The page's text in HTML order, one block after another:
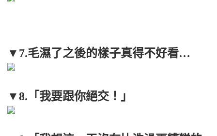
▼7.毛濕了之後的樣子真得不好看…
▼8.「我要跟你絕交！」